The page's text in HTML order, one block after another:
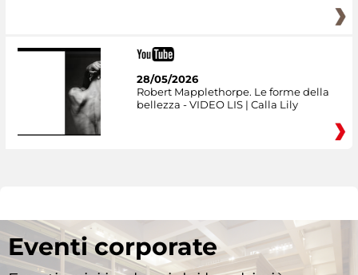
28/05/2026
Robert Mapplethorpe. Le forme della
bellezza - VIDEO LIS | Calla Lily
Eventi corporate